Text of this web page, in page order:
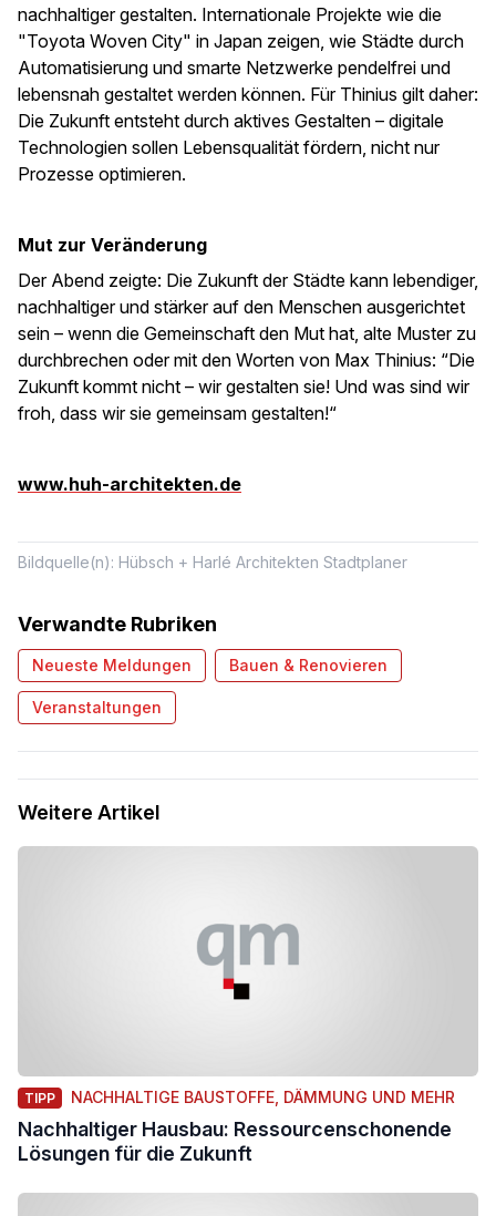
nachhaltiger gestalten. Internationale Projekte wie die
"Toyota Woven City" in Japan zeigen, wie Städte durch
Automatisierung und smarte Netzwerke pendelfrei und
lebensnah gestaltet werden können. Für Thinius gilt daher:
Die Zukunft entsteht durch aktives Gestalten – digitale
Technologien sollen Lebensqualität fördern, nicht nur
Prozesse optimieren.
Mut zur Veränderung
Der Abend zeigte: Die Zukunft der Städte kann lebendiger,
nachhaltiger und stärker auf den Menschen ausgerichtet
sein – wenn die Gemeinschaft den Mut hat, alte Muster zu
durchbrechen oder mit den Worten von Max Thinius: “Die
Zukunft kommt nicht – wir gestalten sie! Und was sind wir
froh, dass wir sie gemeinsam gestalten!“
www.huh-architekten.de
Bildquelle(n): Hübsch + Harlé Architekten Stadtplaner
Verwandte Rubriken
Neueste Meldungen Bauen & Renovieren
Veranstaltungen
Weitere Artikel
TIPP NACHHALTIGE BAUSTOFFE, DÄMMUNG UND MEHR
Nachhaltiger Hausbau: Ressourcenschonende
Lösungen für die Zukunft